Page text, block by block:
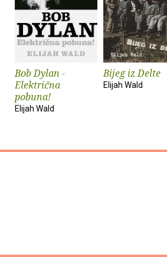
Bob Dylan -
Električna
pobuna!
Elijah Wald
Bijeg iz Delte
Elijah Wald